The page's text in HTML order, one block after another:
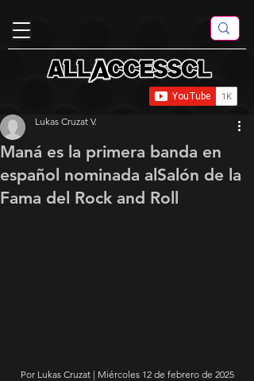
Maná es la primera banda en
español nominada alSalón de la
Fama del Rock and Roll
Lukas Cruzat V.
Por Lukas Cruzat | Miércoles 12 de febrero de 2025